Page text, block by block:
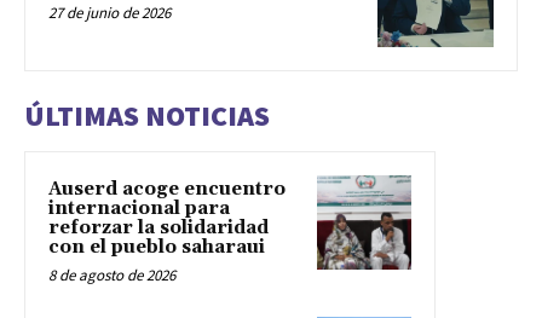
27 de junio de 2026
ÚLTIMAS NOTICIAS
Auserd acoge encuentro
internacional para
reforzar la solidaridad
con el pueblo saharaui
8 de agosto de 2026